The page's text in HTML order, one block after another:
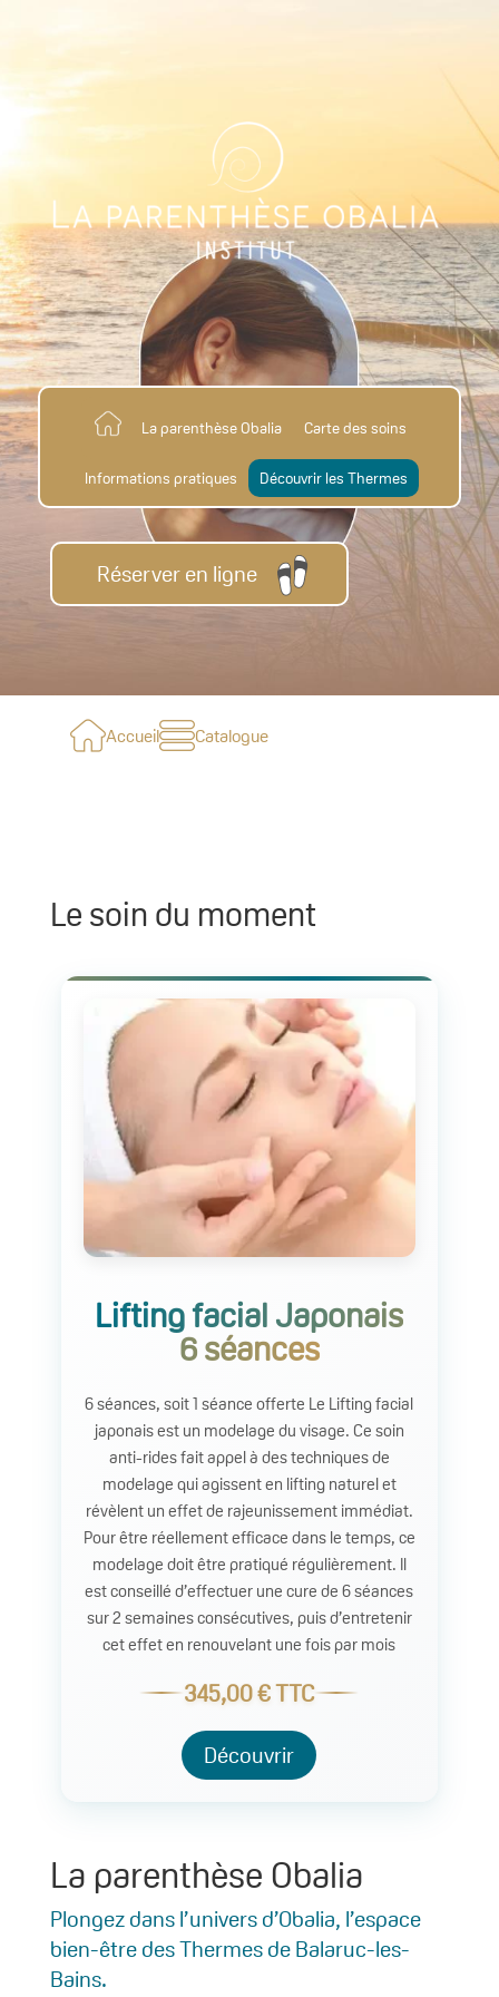
La parenthèse Obalia Carte des soins
Informations pratiques Découvrir les Thermes
Réserver en ligne
Accueil Catalogue
Le soin du moment
Lifting facial Japonais
6 séances
6 séances, soit 1 séance offerte Le Lifting facial
japonais est un modelage du visage. Ce soin
anti-rides fait appel à des techniques de
modelage qui agissent en lifting naturel et
révèlent un effet de rajeunissement immédiat.
Pour être réellement efficace dans le temps, ce
modelage doit être pratiqué régulièrement. Il
est conseillé d’effectuer une cure de 6 séances
sur 2 semaines consécutives, puis d’entretenir
cet effet en renouvelant une fois par mois
345,00€TTC
Découvrir
La parenthèse Obalia
Plongez dans l’univers d’Obalia, l’espace
bien-être des Thermes de Balaruc-les-
Bains.